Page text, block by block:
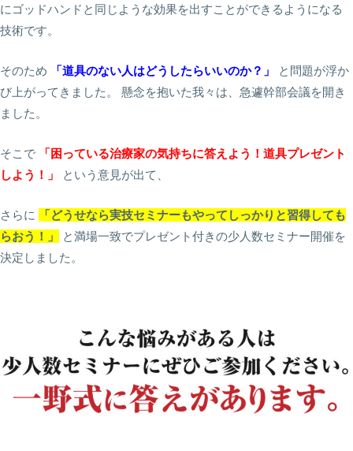
にゴッドハンドと同じような効果を出すことができるようになる
技術です。
そのため 「道具のない人はどうしたらいいのか？」
と問題が浮か
び上がってきました。 懸念を抱いた我々は、急遽幹部会議を開き
ました。
そこで
「困っている治療家の気持ちに答えよう！道具プレゼント
しよう！」
という意見が出て、
さらに
「どうせなら実技セミナーもやってしっかりと習得しても
らおう！」
と満場一致でプレゼント付きの少人数セミナー開催を
決定しました。